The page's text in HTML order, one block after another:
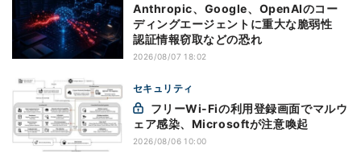
Anthropic、Google、OpenAIのコー
ディングエージェントに重大な脆弱性
認証情報窃取などの恐れ
2026/08/07 18:02
セキュリティ
ェア感染、Microsoftが注意喚起
2026/08/06 10:00